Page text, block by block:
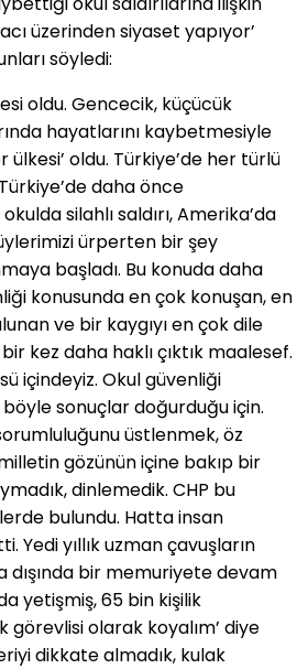
üzerinden siyaset yapıyor’
söyledi:
oldu. Gencecik, küçücük
hayatlarını kaybetmesiyle
ülkesi’ oldu. Türkiye’de her türlü
daha önce
silahlı saldırı, Amerika’da
ürperten bir şey
başladı. Bu konuda daha
konusunda en çok konuşan, en
ve bir kaygıyı en çok dile
kez daha haklı çıktık maalesef.
içindeyiz. Okul güvenliği
sonuçlar doğurduğu için.
üstlenmek, öz
gözünün içine bakıp bir
dinlemedik. CHP bu
bulundu. Hatta insan
Yedi yıllık uzman çavuşların
dışında bir memuriyete devam
yetişmiş, 65 bin kişilik
görevlisi olarak koyalım’ diye
dikkate almadık, kulak